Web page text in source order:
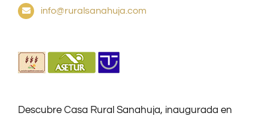
info@ruralsanahuja.com
Descubre Casa Rural Sanahuja, inaugurada en